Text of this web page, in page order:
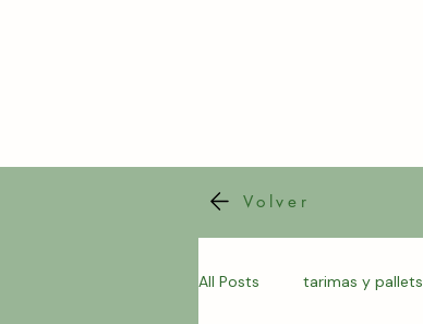
Volver
All Posts tarimas y pallets